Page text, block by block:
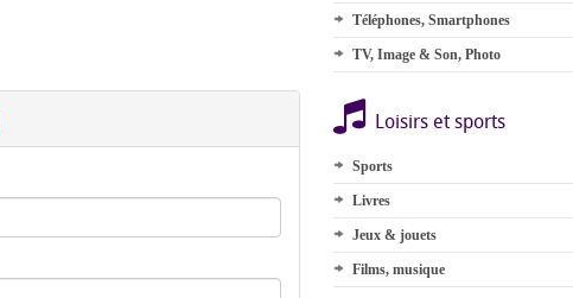
Téléphones, Smartphones
TV, Image & Son, Photo
Loisirs et sports
Sports
Livres
Jeux & jouets
Films, musique